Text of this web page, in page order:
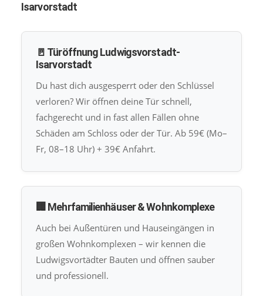
Isarvorstadt
🚪 Türöffnung Ludwigsvorstadt-
Isarvorstadt
Du hast dich ausgesperrt oder den Schlüssel
verloren? Wir öffnen deine Tür schnell,
fachgerecht und in fast allen Fällen ohne
Schäden am Schloss oder der Tür. Ab 59€ (Mo–
Fr, 08–18 Uhr) + 39€ Anfahrt.
🏢 Mehrfamilienhäuser & Wohnkomplexe
Auch bei Außentüren und Hauseingängen in
großen Wohnkomplexen – wir kennen die
Ludwigsvortädter Bauten und öffnen sauber
und professionell.